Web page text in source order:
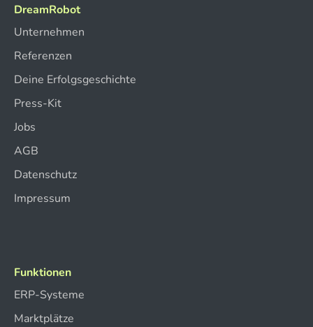
DreamRobot
Unternehmen
Referenzen
Deine Erfolgsgeschichte
Press-Kit
Jobs
AGB
Datenschutz
Impressum
Funktionen
ERP-Systeme
Marktplätze